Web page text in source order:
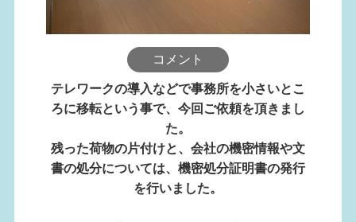
コメント
テレワークの導入などで事務所を小さいとこ
ろに移転という事で、今回ご依頼を頂きまし
た。
残った荷物の片付けと、会社の機密情報や文
書の処分については、機密処分証明書の発行
を行いました。